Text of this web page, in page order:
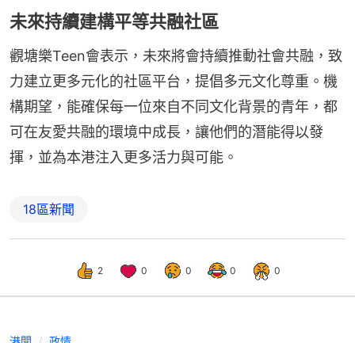
未來持續建構平等共融社區
觀塘樂Teen會表示，未來將會持續推動社會共融，致
力建立更多元化的社區平台，提倡多元文化尊重。機
構期望，能確保每一位來自不同文化背景的青年，都
可在友愛共融的環境中成長，讓他們的潛能得以發
揮，並為本港注入更多活力與可能。
18區新聞
2 0 0 0 0